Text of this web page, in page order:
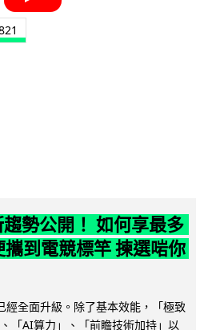
勢公開！ 如何享最多
到電競標竿 揀選啱你
經全面升級。除了基本效能，「極致
「AI算力」、「前瞻技術加持」以